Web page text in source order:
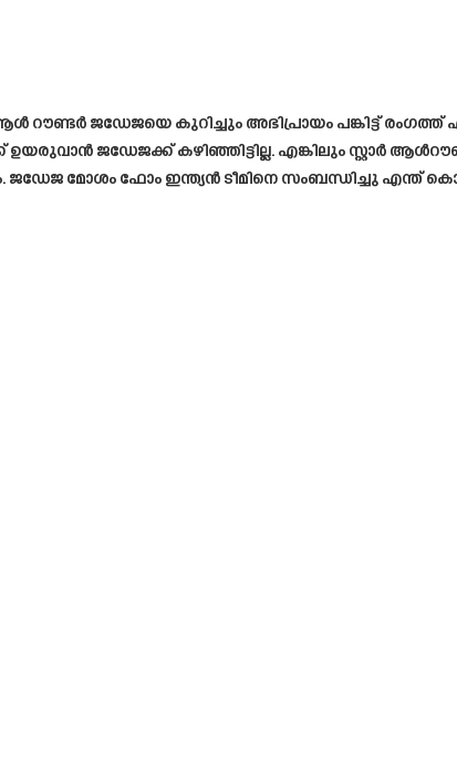
ആൾ റൗണ്ടർ ജഡേജയെ കുറിച്ചും അഭിപ്രായം പങ്കിട്ട്
ജഡേജക്ക് കഴിഞ്ഞിട്ടില്ല. എങ്കിലും സ്റ്റാർ
ജഡേജ മോശം ഫോം ഇന്ത്യൻ ടീമിനെ സംബന്ധിച്ചു